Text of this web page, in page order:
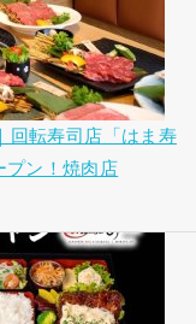
回転寿司店「はま寿
プン！焼肉店